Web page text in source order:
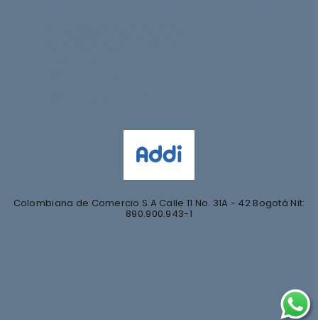
Colombiana de Comercio S.A Calle 11 No. 31A - 42 Bogotá Nit:
890.900.943-1